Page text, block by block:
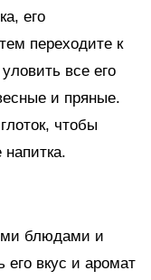
его
переходите к
все его
и пряные.
чтобы
напитка.
блюдами и
его вкус и аромат